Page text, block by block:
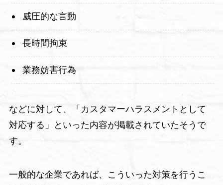
威圧的な言動
長時間拘束
業務妨害行為
などに対して、「カスタマーハラスメントとして
対応する」といった内容が掲載されていたそうで
す。
一般的な企業であれば、こういった対策を行うこ